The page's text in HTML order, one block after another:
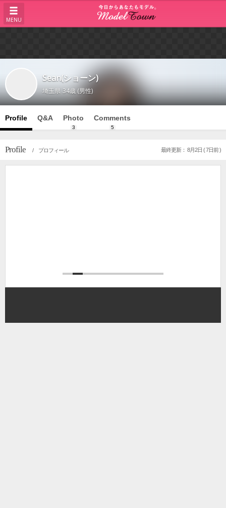
MENU
Sean(ショーン)
埼玉県 34歳 (男性)
Profile Q&A Photo
3
Comments
5
Profile / プロフィール 最終更新： 8月2日 ( 7日前 )